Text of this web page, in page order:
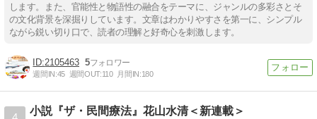
します。また、官能性と物語性の融合をテーマに、ジャンルの多彩さとそ
の文化背景を深掘りしています。文章はわかりやすさを第一に、シンプル
ながら鋭い切り口で、読者の理解と好奇心を刺激します。
2105463 5
週間IN:45 週間OUT:110 月間IN:180
小説『ザ・民間療法』花山水清＜新連載＞